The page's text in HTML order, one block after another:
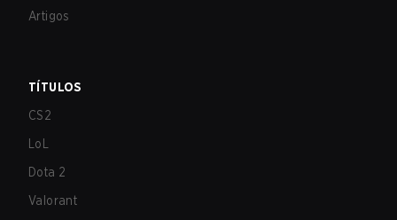
Artigos
TÍTULOS
CS2
LoL
Dota 2
Valorant